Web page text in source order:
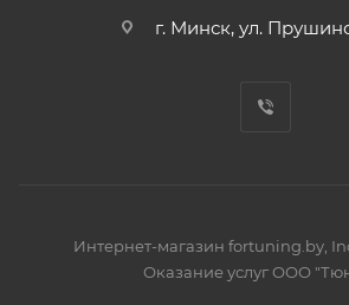
г. Минск, ул.
Интернет-магазин fortuning.by,
Оказание услуг ООО